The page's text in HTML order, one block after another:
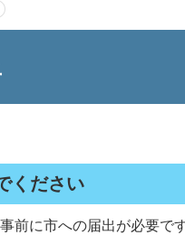
ください
前に市への届出が必要で